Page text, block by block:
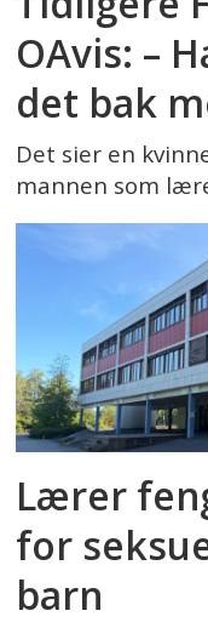
OAvis: –
det bak
Det sier en
mannen som
Lærer
for
barn